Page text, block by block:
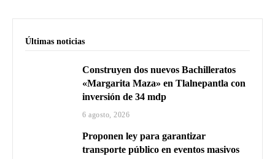
Últimas noticias
Construyen dos nuevos Bachilleratos
«Margarita Maza» en Tlalnepantla con
inversión de 34 mdp
6 agosto, 2026
Proponen ley para garantizar
transporte público en eventos masivos